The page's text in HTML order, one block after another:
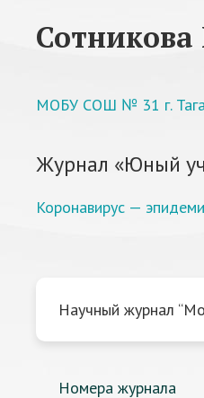
МОБУ СОШ № 31 г.
Журнал «Юный
Коронавирус —
Научный журнал
Номера журнала